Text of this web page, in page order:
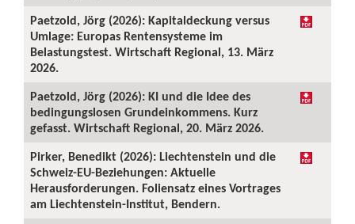
Paetzold, Jörg (2026): Kapitaldeckung versus
Umlage: Europas Rentensysteme im
Belastungstest. Wirtschaft Regional, 13. März
2026.
Paetzold, Jörg (2026): KI und die Idee des
bedingungslosen Grundeinkommens. Kurz
gefasst. Wirtschaft Regional, 20. März 2026.
Pirker, Benedikt (2026): Liechtenstein und die
Schweiz-EU-Beziehungen: Aktuelle
Herausforderungen. Foliensatz eines Vortrages
am Liechtenstein-Institut, Bendern.